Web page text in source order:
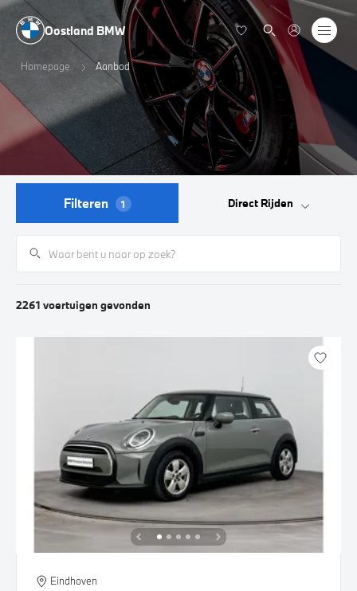
Oostland BMW
Homepage Aanbod
Filteren 1 Direct Rijden
2261 voertuigen gevonden
Eindhoven